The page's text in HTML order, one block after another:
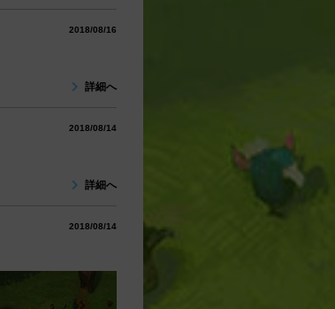
2018/08/16
詳細へ
2018/08/14
詳細へ
2018/08/14